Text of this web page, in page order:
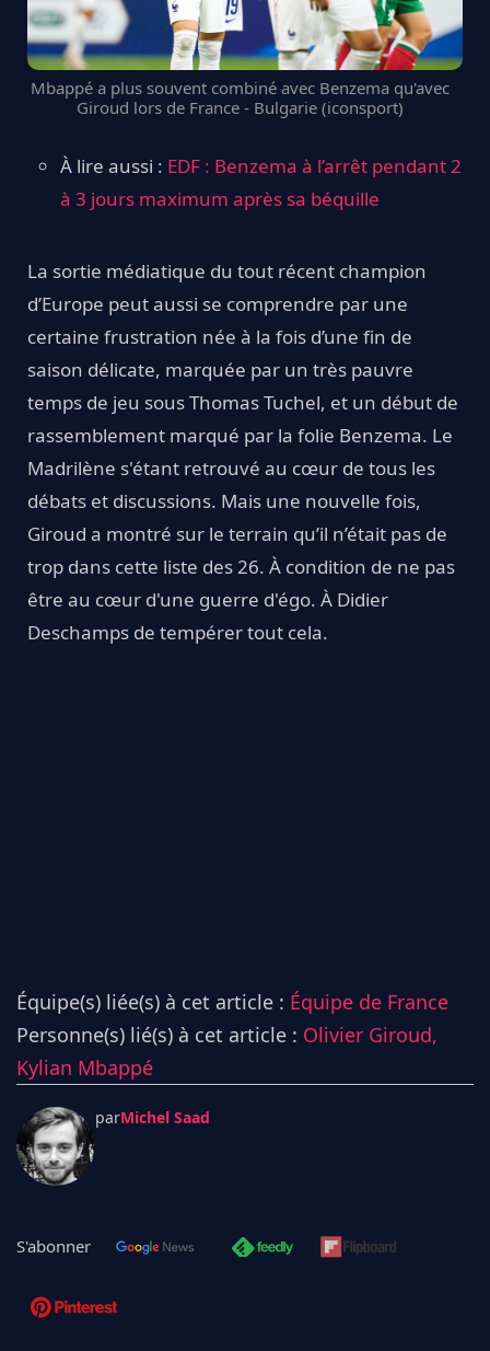
Mbappé a plus souvent combiné avec Benzema qu'avec
Giroud lors de France - Bulgarie (iconsport)
À lire aussi : EDF : Benzema à l’arrêt pendant 2
à 3 jours maximum après sa béquille
La sortie médiatique du tout récent champion
d’Europe peut aussi se comprendre par une
certaine frustration née à la fois d’une fin de
saison délicate, marquée par un très pauvre
temps de jeu sous Thomas Tuchel, et un début de
rassemblement marqué par la folie Benzema. Le
Madrilène s'étant retrouvé au cœur de tous les
débats et discussions. Mais une nouvelle fois,
Giroud a montré sur le terrain qu’il n’était pas de
trop dans cette liste des 26. À condition de ne pas
être au cœur d'une guerre d'égo. À Didier
Deschamps de tempérer tout cela.
Équipe(s) liée(s) à cet article : Équipe de France
Personne(s) lié(s) à cet article : Olivier Giroud,
Kylian Mbappé
parMichel Saad
S'abonner